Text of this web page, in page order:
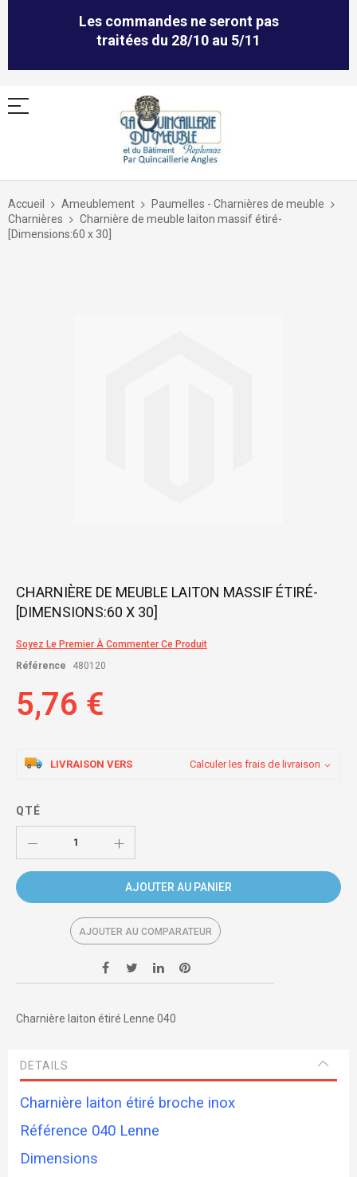
Les commandes ne seront pas
traitées du 28/10 au 5/11
Allez
contenu
Accueil Ameublement
Paumelles - Charnières de meuble
Charnières
Charnière de meuble laiton massif étiré-
[Dimensions:60 x 30]
Skip
the
of
images
CHARNIÈRE DE MEUBLE LAITON MASSIF ÉTIRÉ-
[DIMENSIONS:60 X 30]
Soyez Le Premier À Commenter Ce Produit
Référence
480120
5,76 €
LIVRAISON VERS Calculer les frais de livraison
QTÉ
AJOUTER AU PANIER
AJOUTER AU COMPARATEUR
Charnière laiton étiré Lenne 040
DETAILS
Charnière laiton étiré broche inox
Référence 040 Lenne
Dimensions